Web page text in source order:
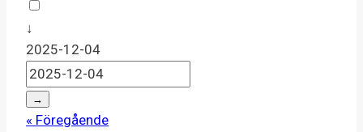
↓
2025-12-04
→
« Föregående